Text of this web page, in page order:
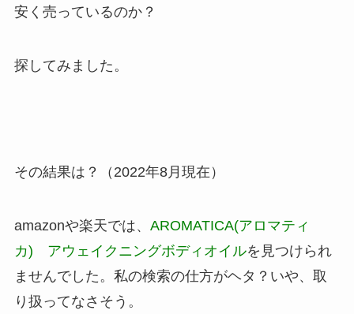
安く売っているのか？
探してみました。
その結果は？（2022年8月現在）
amazonや楽天では、 AROMATICA(アロマティ
カ) アウェイクニングボディオイルを見つけられ
ませんでした。私の検索の仕方がヘタ？いや、取
り扱ってなさそう。